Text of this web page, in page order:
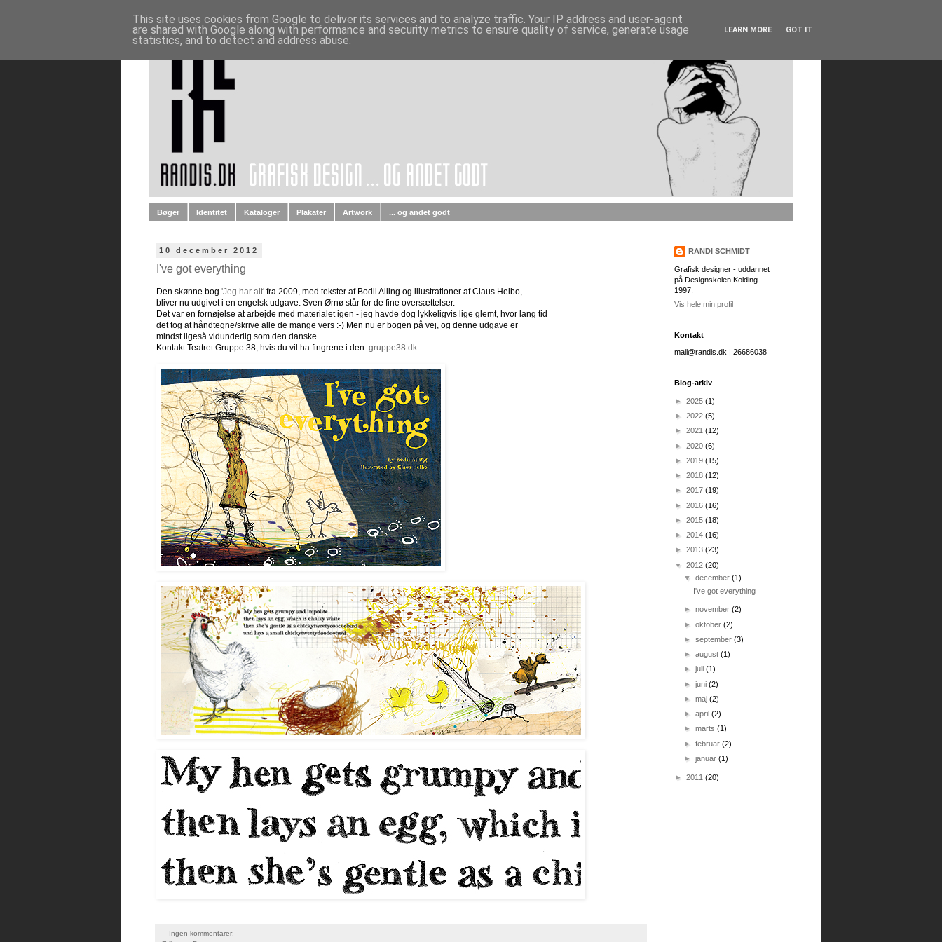
Bøger Identitet Kataloger Plakater Artwork ... og andet godt
10 december 2012
I've got everything
Den skønne bog 'Jeg har alt' fra 2009, med tekster af Bodil Alling og illustrationer af Claus Helbo,
bliver nu udgivet i en engelsk udgave. Sven Ørnø står for de fine oversættelser.
Det var en fornøjelse at arbejde med materialet igen - jeg havde dog lykkeligvis lige glemt, hvor lang tid
det tog at håndtegne/skrive alle de mange vers :-) Men nu er bogen på vej, og denne udgave er
mindst ligeså vidunderlig som den danske.
Kontakt Teatret Gruppe 38, hvis du vil ha fingrene i den: gruppe38.dk
Ingen kommentarer:
RANDI SCHMIDT
Grafisk designer - uddannet
på Designskolen Kolding
1997.
Vis hele min profil
Kontakt
mail@randis.dk | 26686038
Blog-arkiv
► 2025 (1)
► 2022 (5)
► 2021 (12)
► 2020 (6)
► 2019 (15)
► 2018 (12)
► 2017 (19)
► 2016 (16)
► 2015 (18)
► 2014 (16)
► 2013 (23)
▼ 2012 (20)
▼december(1)
I've got everything
►november(2)
►oktober(2)
►september(3)
►august(1)
►juli(1)
►juni(2)
►maj(2)
►april(2)
►marts(1)
►februar(2)
►januar(1)
► 2011 (20)
This site uses cookies from Google to deliver its services and to analyze traffic. Your IP address and user-agent
are shared with Google along with performance and security metrics to ensure quality of service, generate usage
statistics, and to detect and address abuse.
LEARN MORE GOT IT